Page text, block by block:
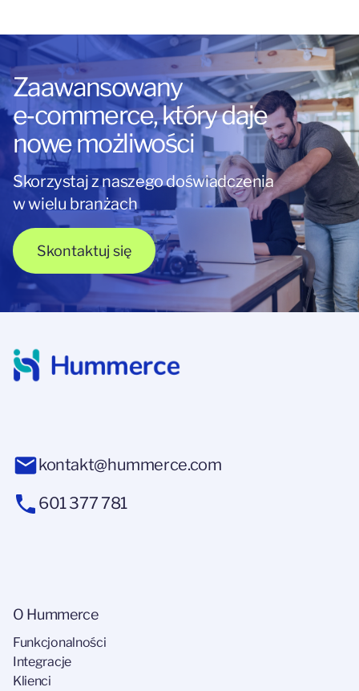
Zaawansowany
e‑commerce, który daje
nowe możliwości
Skorzystaj z naszego doświadczenia
w wielu branżach
Skontaktuj się
kontakt@hummerce.com
601 377 781
O Hummerce
Funkcjonalności
Integracje
Klienci